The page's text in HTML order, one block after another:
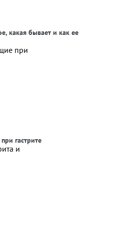
какая бывает и как ее
гастрите